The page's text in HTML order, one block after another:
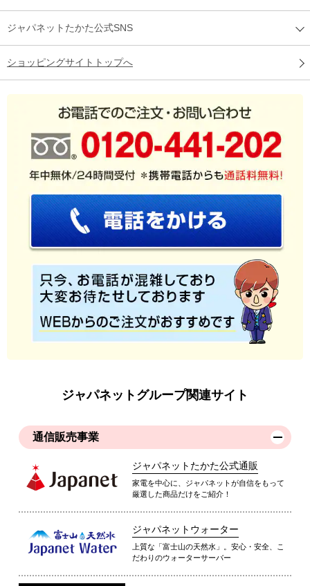
ジャパネットたかた公式SNS
ショッピングサイトトップへ
ジャパネットグループ関連サイト
通信販売事業
ジャパネットたかた公式通販
家電を中心に、ジャパネットが自信をもって
厳選した商品だけをご紹介！
ジャパネットウォーター
上質な「富士山の天然水」。安心・安全、こ
だわりのウォーターサーバー